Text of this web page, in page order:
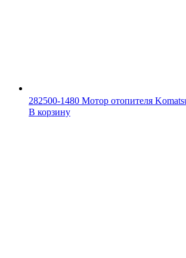
282500-1480 Мотор отопителя
В корзину